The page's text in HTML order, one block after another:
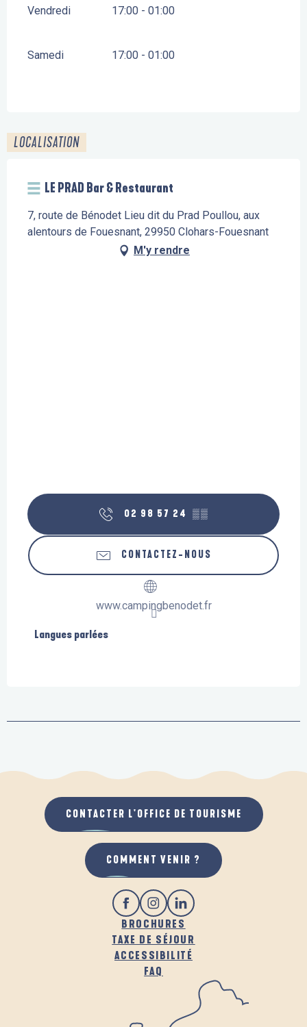
Vendredi 17:00 - 01:00
Samedi 17:00 - 01:00
LOCALISATION
LE PRAD Bar & Restaurant
7, route de Bénodet Lieu dit du Prad Poullou, aux
alentours de Fouesnant, 29950 Clohars-Fouesnant
M'y rendre
02 98 57 24 ▒▒
CONTACTEZ-NOUS
www.campingbenodet.fr
Langues parlées
Langues parlées
BROCHURES
TAXE DE SÉJOUR
ACCESSIBILITÉ
FAQ
CONTACTER L'OFFICE DE TOURISME
COMMENT VENIR ?